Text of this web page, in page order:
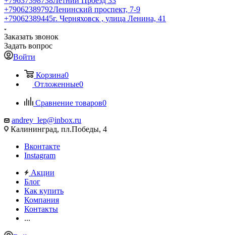
+79062389792Ленинский проспект, 7-9
+79062389445г. Черняховск , улица Ленина, 41
Заказать звонок
Задать вопрос
Войти
Корзина0
Отложенные0
Сравнение товаров0
andrey_lep@inbox.ru
Калининград, пл.Победы, 4
Вконтакте
Instagram
Акции
Блог
Как купить
Компания
Контакты
...